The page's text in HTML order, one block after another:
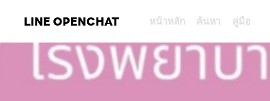
LINE OPENCHAT หน้าหลัก ค้นหา คู่มือ